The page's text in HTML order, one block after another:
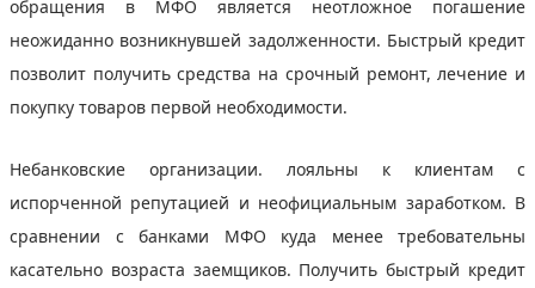
обращения в МФО является неотложное погашение
неожиданно возникнувшей задолженности. Быстрый кредит
позволит получить средства на срочный ремонт, лечение и
покупку товаров первой необходимости.
Небанковские организации. лояльны к клиентам с
испорченной репутацией и неофициальным заработком. В
сравнении с банками МФО куда менее требовательны
касательно возраста заемщиков. Получить быстрый кредит